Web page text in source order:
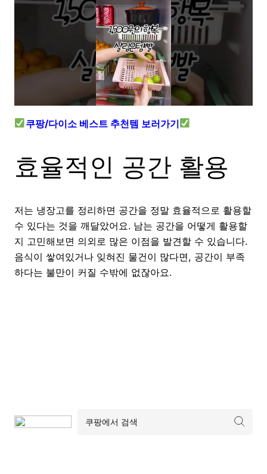
쿠팡/다이소 베스트 추천템 보러가기
효율적인 공간 활용
저는 냉장고를 정리하면 공간을 정말 효율적으로 활용할
수 있다는 것을 깨달았어요. 남는 공간을 어떻게 활용할
지 고민해보면 의외로 많은 이점을 발견할 수 있습니다.
음식이 쌓여있거나 잊혀진 물건이 많다면, 공간이 부족
하다는 불만이 커질 수밖에 없잖아요.